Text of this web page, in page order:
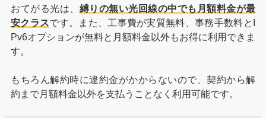
おてがる光は、 縛りの無い光回線の中でも月額料金が最
安クラスです。また、工事費が実質無料、事務手数料とI
Pv6オプションが無料と月額料金以外もお得に利用できま
す。
もちろん解約時に違約金がかからないので、契約から解
約まで月額料金以外を支払うことなく利用可能です。